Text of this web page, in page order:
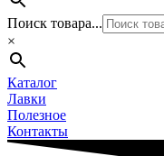
Поиск товара...
×
Каталог
Лавки
Полезное
Контакты